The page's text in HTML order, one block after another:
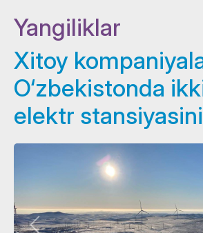
Yangiliklar
Xitoy
O‘zbekistonda
elektr